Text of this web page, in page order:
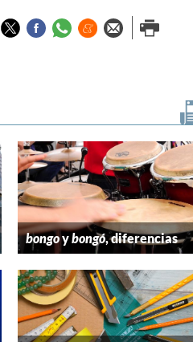
TwitterFacebook
Whatsapp
Menéame
Enviar porImprimir
bongoybongó, diferencias